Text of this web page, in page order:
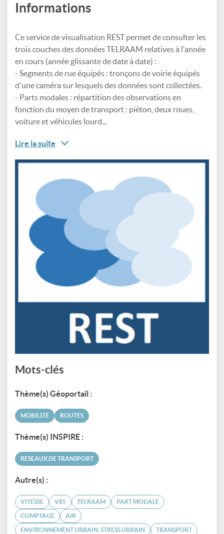
Informations
Ce service de visualisation REST permet de consulter les
trois couches des données TELRAAM relatives à l'année
en cours (année glissante de date à date) :
- Segments de rue équipés : tronçons de voirie équipés
d'une caméra sur lesquels des données sont collectées.
- Parts modales : répartition des observations en
fonction du moyen de transport : piéton, deux roues,
voiture et véhicules lourd...
Lire la suite
Mots-clés
Thème(s) Géoportail :
MOBILITÉ ROUTES
Thème(s) INSPIRE :
RÉSEAUX DE TRANSPORT
Autre(s) :
VITESSE V85 TELRAAM PART MODALE
COMPTAGE AIR
ENVIRONNEMENT URBAIN, STRESS URBAIN TRANSPORT